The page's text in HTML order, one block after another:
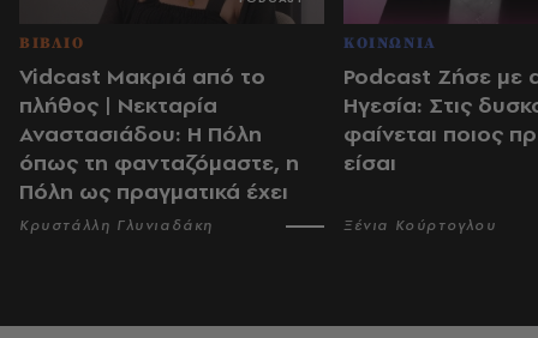
ΒΙΒΛΙΟ
Vidcast Μακριά από το
πλήθος | Νεκταρία
Αναστασιάδου: Η Πόλη
όπως τη φανταζόμαστε, η
Πόλη ως πραγματικά έχει
Κρυστάλλη Γλυνιαδάκη
ΚΟΙΝΩΝΙΑ
Podcast Ζήσε με
Ηγεσία: Στις
φαίνεται ποιος
είσαι
Ξένια Κούρτογλου